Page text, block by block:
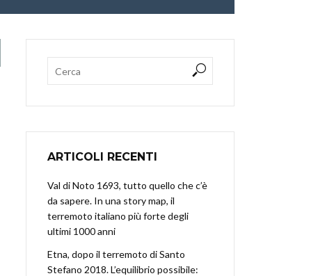
ARTICOLI RECENTI
Val di Noto 1693, tutto quello che c’è
da sapere. In una story map, il
terremoto italiano più forte degli
ultimi 1000 anni
Etna, dopo il terremoto di Santo
Stefano 2018. L’equilibrio possibile: